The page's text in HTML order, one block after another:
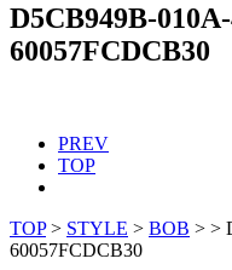
D5CB949B-
60057FCDCB30
PREV
TOP
TOP> STYLE > BOB > >
60057FCDCB30